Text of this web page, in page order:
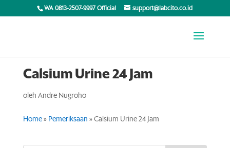
WA 0813-2507-9997 Official support@labcito.co.id
Calsium Urine 24 Jam
oleh Andre Nugroho
Home» Pemeriksaan » Calsium Urine 24 Jam